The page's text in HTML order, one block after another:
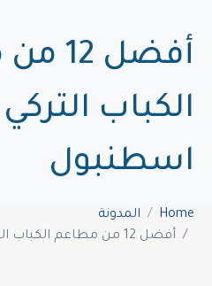
أفضل
الكباب
اسطنبول
Home
المدونة
أفضل 12 من مطاعم الكباب التركي في اسطنبول